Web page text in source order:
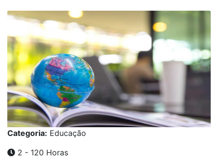
Categoria: Educação
2 - 120 Horas